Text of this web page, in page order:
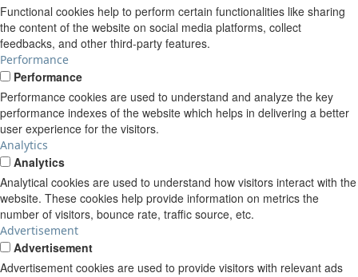
Functional cookies help to perform certain functionalities like sharing
the content of the website on social media platforms, collect
feedbacks, and other third-party features.
Performance
Performance
Performance cookies are used to understand and analyze the key
performance indexes of the website which helps in delivering a better
user experience for the visitors.
Analytics
Analytics
Analytical cookies are used to understand how visitors interact with the
website. These cookies help provide information on metrics the
number of visitors, bounce rate, traffic source, etc.
Advertisement
Advertisement
Advertisement cookies are used to provide visitors with relevant ads